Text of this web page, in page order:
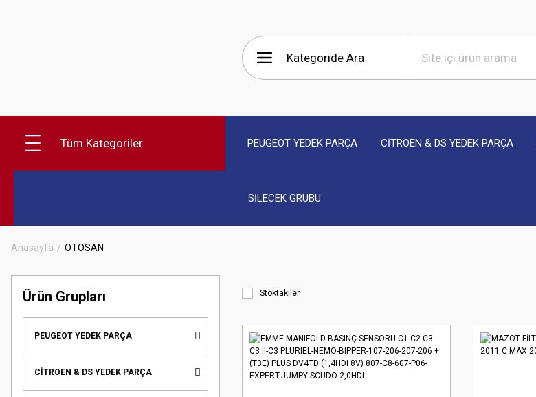
Tüm Kategoriler PEUGEOT YEDEK PARÇA CİTROEN & DS YEDEK PARÇA
SİLECEK GRUBU
Anasayfa OTOSAN
Ürün Grupları
PEUGEOT YEDEK PARÇA
CİTROEN & DS YEDEK PARÇA
Stoktakiler